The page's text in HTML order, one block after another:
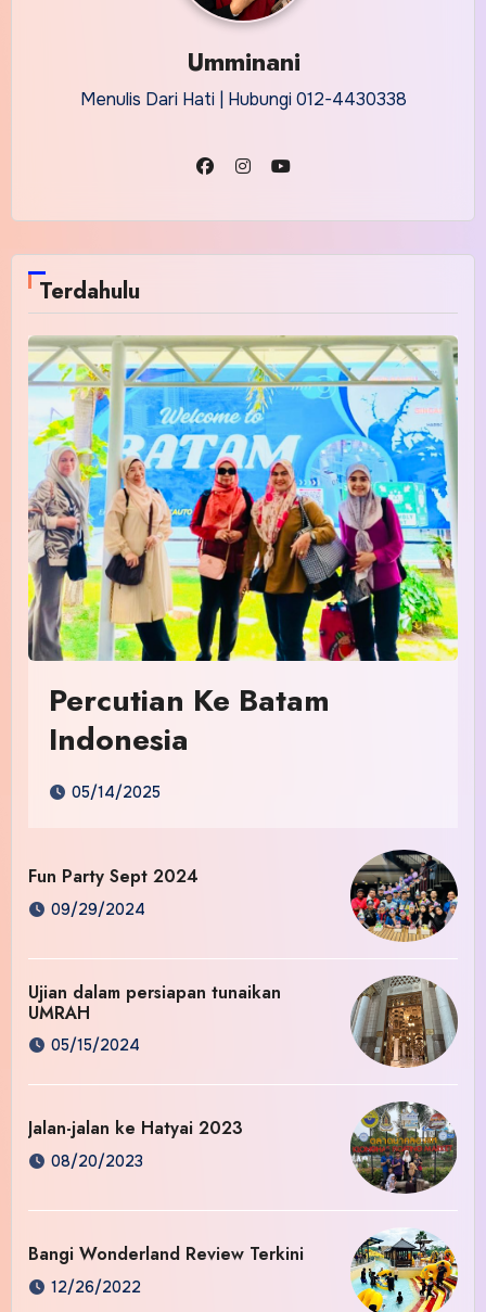
Umminani
Menulis Dari Hati | Hubungi 012-4430338
Terdahulu
Percutian Ke Batam
Indonesia
05/14/2025
Fun Party Sept 2024
09/29/2024
Ujian dalam persiapan tunaikan
UMRAH
05/15/2024
Jalan-jalan ke Hatyai 2023
08/20/2023
Bangi Wonderland Review Terkini
12/26/2022